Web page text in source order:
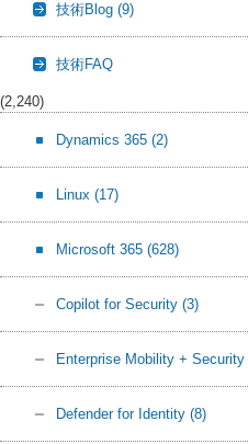
技術Blog (9)
技術FAQ
(2,240)
Dynamics 365 (2)
Linux (17)
Microsoft 365 (628)
Copilot for Security (3)
Enterprise Mobility + Security
Defender for Identity (8)